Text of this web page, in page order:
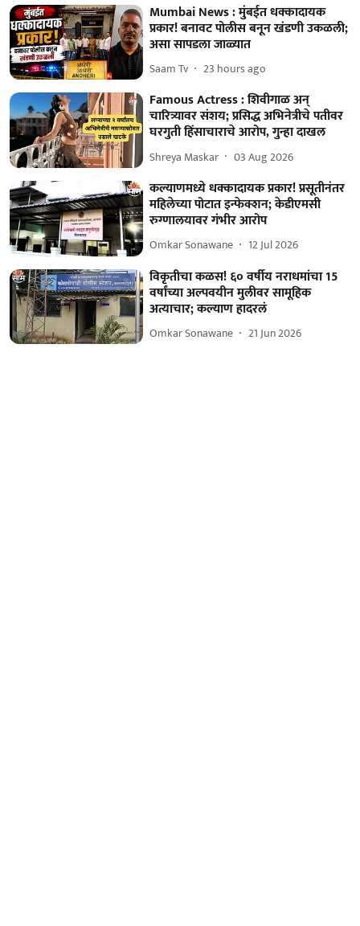
Mumbai News : मुंबईत धक्कादायक
प्रकार! बनावट पोलीस बनून खंडणी उकळली;
असा सापडला जाळ्यात
Saam Tv 23 hours ago
Famous Actress : शिवीगाळ अन्
चारित्र्यावर संशय; प्रसिद्ध अभिनेत्रीचे पतीवर
घरगुती हिंसाचाराचे आरोप, गुन्हा दाखल
Shreya Maskar 03 Aug 2026
कल्याणमध्ये धक्कादायक प्रकार! प्रसूतीनंतर
महिलेच्या पोटात इन्फेक्शन; केडीएमसी
रुग्णालयावर गंभीर आरोप
Omkar Sonawane 12 Jul 2026
विकृतीचा कळस! ६० वर्षीय नराधमांचा 15
वर्षांच्या अल्पवयीन मुलीवर सामूहिक
अत्याचार; कल्याण हादरलं
Omkar Sonawane 21 Jun 2026